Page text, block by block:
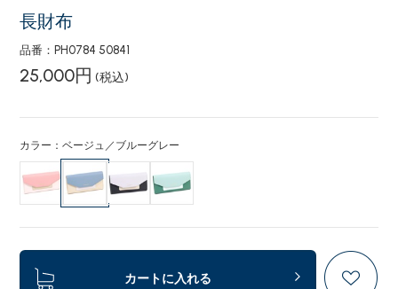
長財布
品番：PH0784 50841
25,000円 (税込)
カラー：ベージュ／ブルーグレー
カートに入れる